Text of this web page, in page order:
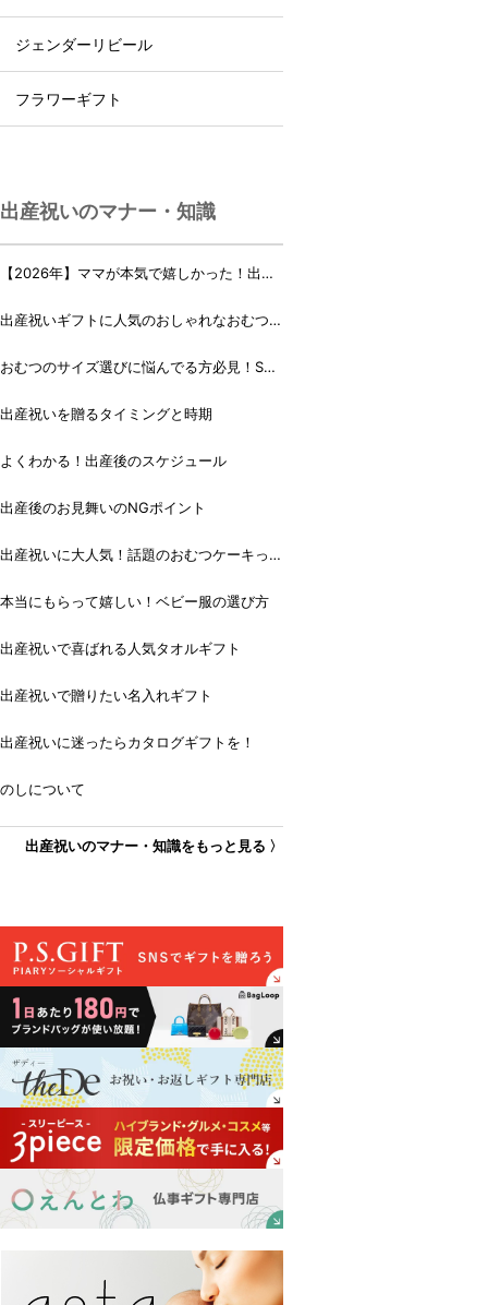
ジェンダーリビール
フラワーギフト
出産祝いのマナー・知識
【2026年】ママが本気で嬉しかった！出産
出産祝いギフトに人気のおしゃれなおむつケ
おむつのサイズ選びに悩んでる方必見！Sサ
出産祝いを贈るタイミングと時期
よくわかる！出産後のスケジュール
出産後のお見舞いのNGポイント
出産祝いに大人気！話題のおむつケーキっ
本当にもらって嬉しい！ベビー服の選び方
出産祝いで喜ばれる人気タオルギフト
出産祝いで贈りたい名入れギフト
出産祝いに迷ったらカタログギフトを！
のしについて
出産祝いのマナー・知識をもっと見る 〉